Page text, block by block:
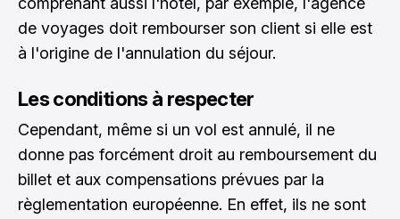
de voyages doit rembourser son client si elle est
à l'origine de l'annulation du séjour.
Les conditions à respecter
Cependant, même si un vol est annulé, il ne
donne pas forcément droit au remboursement du
billet et aux compensations prévues par la
règlementation européenne. En effet, ils ne sont